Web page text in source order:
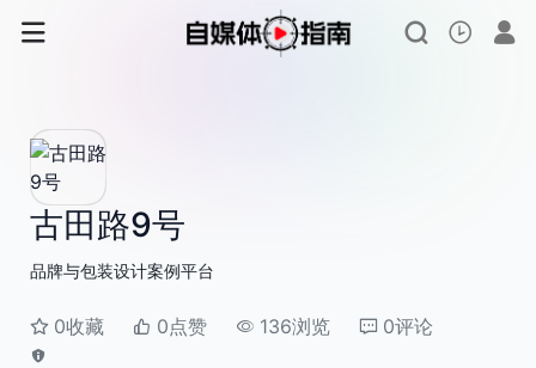
古田路9号
品牌与包装设计案例平台
0收藏 0点赞 136浏览 0评论